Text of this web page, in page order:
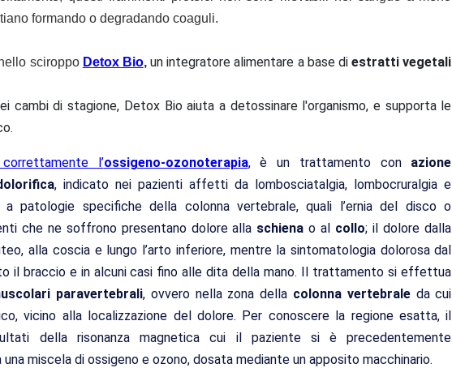
formando o degradando coaguli.
sciroppo Detox Bio,un integratore alimentare a base di estratti vegetali
cambi di stagione, Detox Bio aiuta a detossinare l'organismo, e supporta le
l’ossigeno-ozonoterapia, è un trattamento con azione
, indicato nei pazienti affetti da lombosciatalgia, lombocruralgia e
a patologie specifiche della colonna vertebrale, quali l’ernia del disco o
che ne soffrono presentano dolore alla schiena o al collo; il dolore dalla
alla coscia e lungo l’arto inferiore, mentre la sintomatologia dolorosa dal
il braccio e in alcuni casi fino alle dita della mano. Il trattamento si effettua
paravertebrali, ovvero nella zona della colonna vertebrale da cui
vicino alla localizzazione del dolore. Per conoscere la regione esatta, il
della risonanza magnetica cui il paziente si è precedentemente
miscela di ossigeno e ozono, dosata mediante un apposito macchinario.